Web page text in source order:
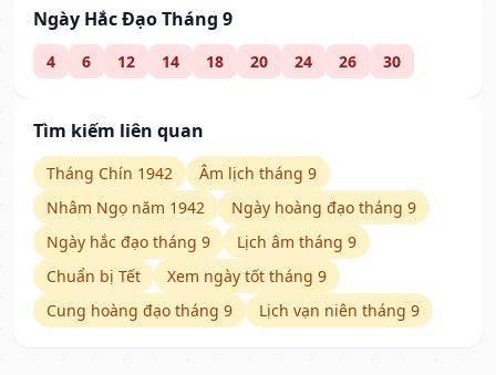
Ngày Hắc Đạo Tháng 9
4 6 12 14 18 20 24 26 30
Tìm kiếm liên quan
Tháng Chín 1942
Âm lịch tháng 9
Nhâm Ngọ năm 1942
Ngày hoàng đạo tháng 9
Ngày hắc đạo tháng 9
Lịch âm tháng 9
Chuẩn bị Tết
Xem ngày tốt tháng 9
Cung hoàng đạo tháng 9
Lịch vạn niên tháng 9